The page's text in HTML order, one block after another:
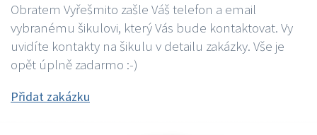
Obratem Vyřešmito zašle Váš telefon a email
vybranému šikulovi, který Vás bude kontaktovat. Vy
uvidíte kontakty na šikulu v detailu zakázky. Vše je
opět úplně zadarmo :-)
Přidat zakázku